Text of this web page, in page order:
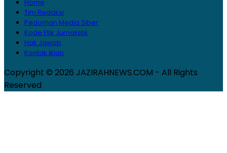
Home
Tim Redaksi
Pedoman Media Siber
Kode Etik Jurnalistik
Hak Jawab
Kontak Iklan
Copyright © 2026 JAZIRAHNEWS.COM - All Rights
Reserved